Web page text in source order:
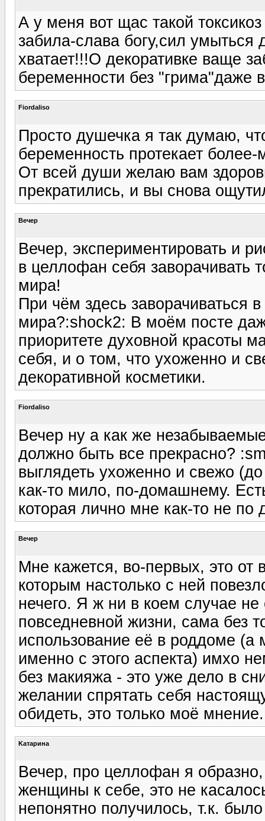
А у меня вот щас такой
забила-слава богу,сил
хватает!!!О декоративке ваще
беременности без "грима"даже
Fiordaliso
Просто душечка я так думаю,
беременность протекает
От всей души желаю вам
прекратились, и вы снова
Вечер
Вечер, экспериментировать и
в целлофан себя заворачивать
мира!
При чём здесь заворачиваться
мира?:shock2: В моём посте
приоритете духовной красоты
себя, и о том, что ухоженно и
декоративной косметики.
Fiordaliso
Вечер ну а как же
должно быть все прекрасно?
выглядеть ухоженно и свежо
как-то мило, по-домашнему.
которая лично мне как-то не по
Вечер
Мне кажется, во-первых, это
которым настолько с ней
нечего. Я ж ни в коем случае не
повседневной жизни, сама без
использование её в роддоме (а
именно с этого аспекта) имхо
без макияжа - это уже дело в
желании спрятать себя
обидеть, это только моё мнение.
Kатарина
Вечер, про целлофан я
женщины к себе, это не
непонятно получилось, т.к.